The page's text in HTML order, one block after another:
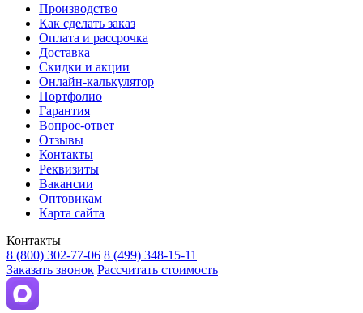
Производство
Как сделать заказ
Оплата и рассрочка
Доставка
Скидки и акции
Онлайн-калькулятор
Портфолио
Гарантия
Вопрос-ответ
Отзывы
Контакты
Реквизиты
Вакансии
Оптовикам
Карта сайта
Контакты
8 (800) 302-77-06 8 (499) 348-15-11
Заказать звонок Рассчитать стоимость